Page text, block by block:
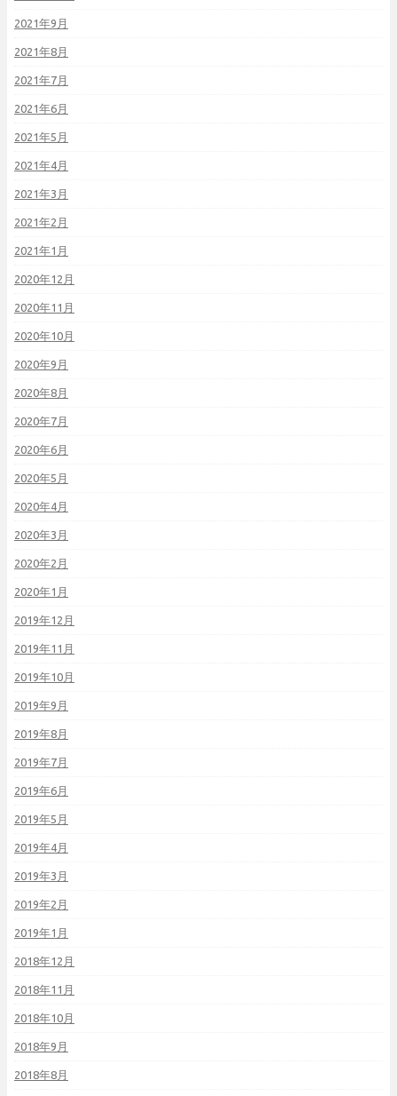
2021年9月
2021年8月
2021年7月
2021年6月
2021年5月
2021年4月
2021年3月
2021年2月
2021年1月
2020年12月
2020年11月
2020年10月
2020年9月
2020年8月
2020年7月
2020年6月
2020年5月
2020年4月
2020年3月
2020年2月
2020年1月
2019年12月
2019年11月
2019年10月
2019年9月
2019年8月
2019年7月
2019年6月
2019年5月
2019年4月
2019年3月
2019年2月
2019年1月
2018年12月
2018年11月
2018年10月
2018年9月
2018年8月